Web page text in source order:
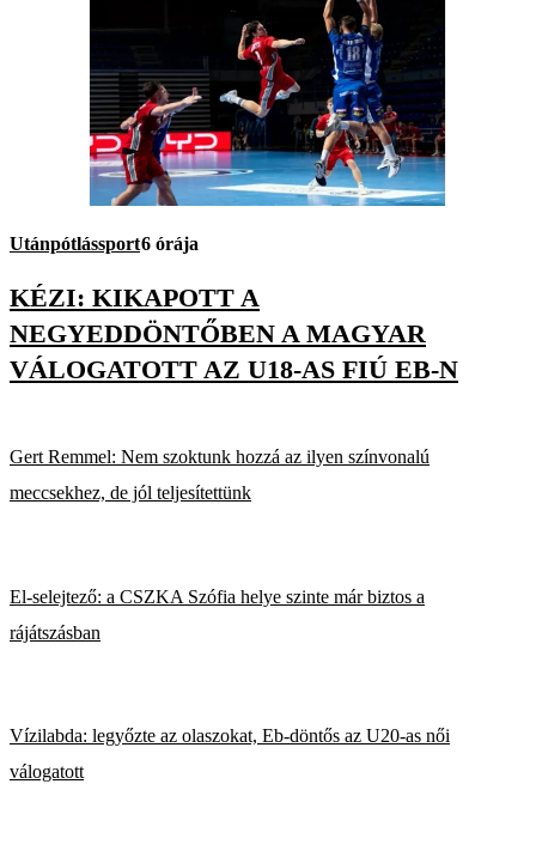
Utánpótlássport6 órája
KÉZI: KIKAPOTT A
NEGYEDDÖNTŐBEN A MAGYAR
VÁLOGATOTT AZ U18-AS FIÚ EB-N
Gert Remmel: Nem szoktunk hozzá az ilyen színvonalú
meccsekhez, de jól teljesítettünk
El-selejtező: a CSZKA Szófia helye szinte már biztos a
rájátszásban
Vízilabda: legyőzte az olaszokat, Eb-döntős az U20-as női
válogatott